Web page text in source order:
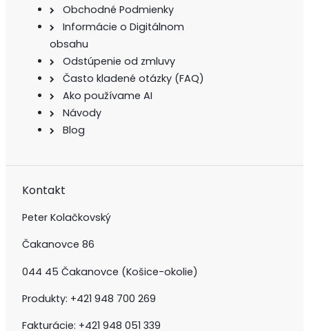
Obchodné Podmienky
Informácie o Digitálnom
obsahu
Odstúpenie od zmluvy
Často kladené otázky (FAQ)
Ako používame AI
Návody
Blog
Kontakt
Peter Kolačkovský
Čakanovce 86
044 45 Čakanovce (Košice-okolie)
Produkty: +421 948 700 269
Fakturácie: +421 948 051 339